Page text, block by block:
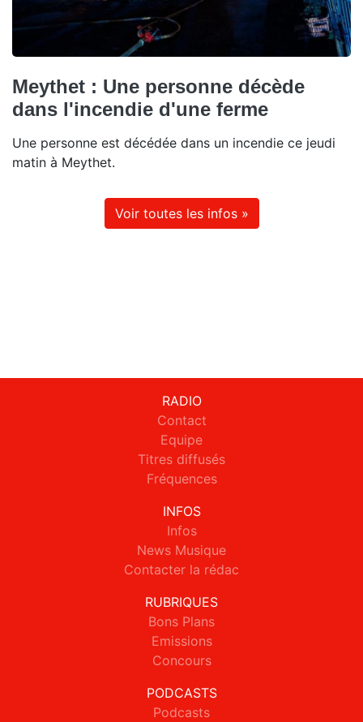
Meythet : Une personne décède
dans l'incendie d'une ferme
Une personne est décédée dans un incendie ce jeudi
matin à Meythet.
Voir toutes les infos »
RADIO
Contact
Equipe
Titres diffusés
Fréquences
INFOS
Infos
News Musique
Contacter la rédac
RUBRIQUES
Bons Plans
Emissions
Concours
PODCASTS
Podcasts